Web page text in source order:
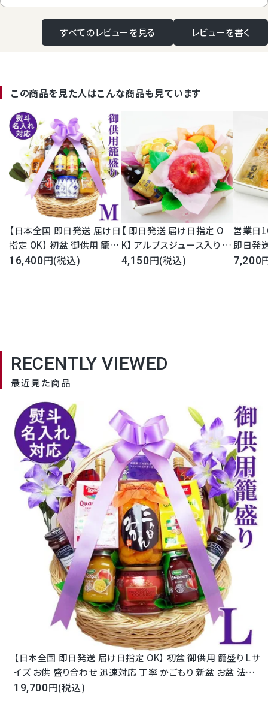
Review
商品レビュー
すべてのレビューを見る レビューを書く
この商品を見た人はこんな商品も見ています
【日本全国 即日発送 届け日
指定 OK】 初盆 御供用 籠盛
り 盛籠 Ｍサイズ お供 盛り
Shomeidoオリジナル 静岡
16,400 (税込)
【 即日発送 届け日指定 O
K】 アルプスジュース入り プ
チフルーツセット 果汁10
り合わせ 送料無料 ギフト
4,150 (税込)
営業日
即日発
特選フ
7,200
RECENTLY VIEWED
最近見た商品
【日本全国 即日発送 届け日指定 OK】 初盆 御供用 籠盛り Lサ
イズ お供 盛り合わせ 迅速対応 丁寧 かごもり 新盆 お盆 法事
命日 一周忌 3回忌 7回忌 49日 四十九日 法要 フルーツゼリー
19,700 (税込)